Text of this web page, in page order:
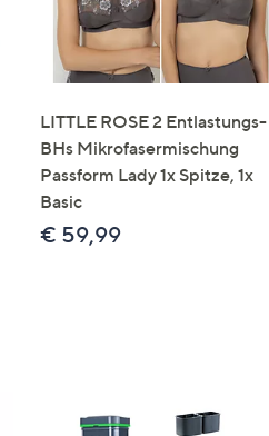
LITTLE ROSE 2 Entlastungs-
BHs Mikrofasermischung
Passform Lady 1x Spitze, 1x
Basic
€ 59,99